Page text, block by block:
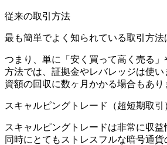
従来の取引方法
最も簡単でよく知られている取引方法
つまり、単に「安く買って高く売る」
方法では、証拠金やレバレッジは使
資額の回収に数ヶ月かかる場合もあり
スキャルピングトレード（超短期取引
スキャルピングトレードは非常に収益
同時にとてもストレスフルな暗号通貨